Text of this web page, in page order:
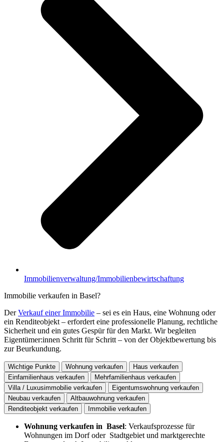
Immobilienverwaltung/Immobilienbewirtschaftung
Immobilie verkaufen in Basel?
DerVerkauf einer Immobilie – sei es ein Haus, eine Wohnung oder
ein Renditeobjekt – erfordert eine professionelle Planung, rechtliche
Sicherheit und ein gutes Gespür für den Markt. Wir begleiten
Eigentümer:innen Schritt für Schritt – von der Objektbewertung bis
zur Beurkundung.
Wichtige Punkte Wohnung verkaufen
Haus verkaufen
Einfamilienhaus verkaufen
Mehrfamilienhaus verkaufen
Villa / Luxusimmobilie verkaufen
Eigentumswohnung verkaufen
Neubau verkaufen
Altbauwohnung verkaufen
Renditeobjekt verkaufen
Immobilie verkaufen
Wohnung verkaufen in Basel: Verkaufsprozesse für
Wohnungen im Dorf oder Stadtgebiet und marktgerechte